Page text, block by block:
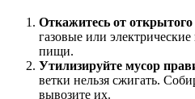
Откажитесь от открытого
газовые или
пищи.
Утилизируйте мусор
ветки нельзя сжигать.
вывозите их.